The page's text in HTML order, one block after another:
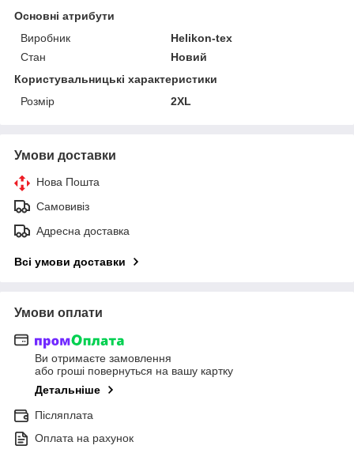
Основні атрибути
Виробник
Helikon-tex
Стан
Новий
Користувальницькі характеристики
Розмір
2XL
Умови доставки
Нова Пошта
Самовивіз
Адресна доставка
Всі умови доставки
Умови оплати
Ви отримаєте замовлення
або гроші повернуться на вашу картку
Детальніше
Післяплата
Оплата на рахунок